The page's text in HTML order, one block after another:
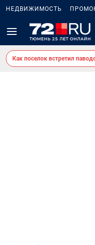
НЕДВИЖИМОСТЬ
Как поселок встретил